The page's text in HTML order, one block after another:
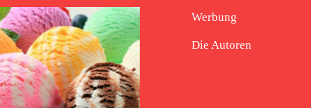
Werbung
Die Autoren